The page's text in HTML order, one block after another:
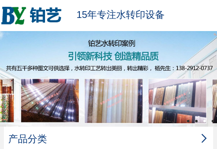
15年专注水转印设备

产品分类